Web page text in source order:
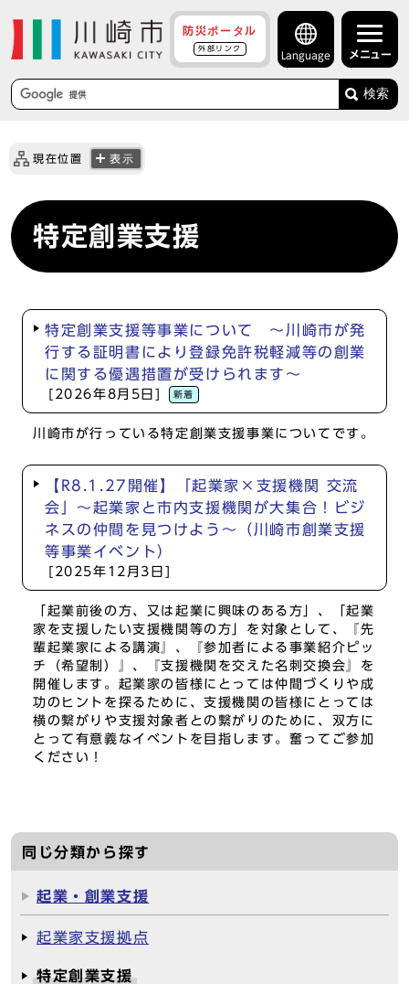
防災ポータル
外部リンク
Language メニュー
検索
現在位置 表示
特定創業支援
特定創業支援等事業について ～川崎市が発
行する証明書により登録免許税軽減等の創業
に関する優遇措置が受けられます～
[2026年8月5日] 新着
川崎市が行っている特定創業支援事業についてです。
【R8.1.27開催】「起業家×支援機関 交流
会」～起業家と市内支援機関が大集合！ビジ
ネスの仲間を見つけよう～（川崎市創業支援
等事業イベント）
[2025年12月3日]
「起業前後の方、又は起業に興味のある方」、「起業
家を支援したい支援機関等の方」を対象として、『先
輩起業家による講演』、『参加者による事業紹介ピッ
チ（希望制）』、『支援機関を交えた名刺交換会』を
開催します。起業家の皆様にとっては仲間づくりや成
功のヒントを探るために、支援機関の皆様にとっては
横の繋がりや支援対象者との繋がりのために、双方に
とって有意義なイベントを目指します。奮ってご参加
ください！
同じ分類から探す
起業・創業支援
起業家支援拠点
特定創業支援